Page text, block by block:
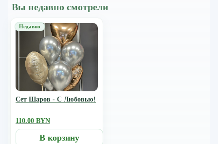
Вы недавно смотрели
Сет Шаров - С Любовью!
110.00 BYN
В корзину